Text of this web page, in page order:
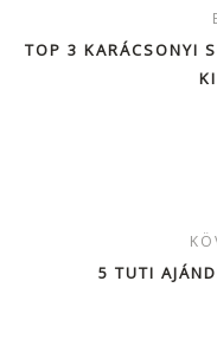
TOP 3 KARÁCSONYI
5 TUTI